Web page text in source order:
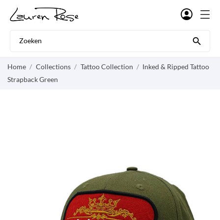

Home Collections Tattoo Collection
Inked & Ripped Tattoo
Strapback Green